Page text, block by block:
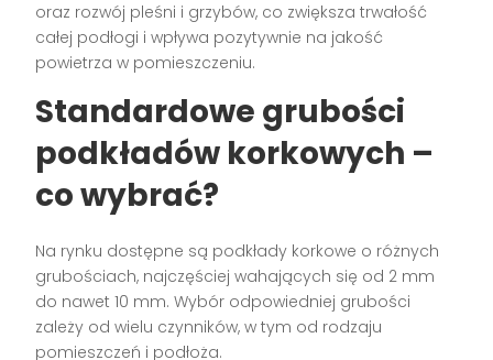
oraz rozwój pleśni i grzybów, co zwiększa trwałość
całej podłogi i wpływa pozytywnie na jakość
powietrza w pomieszczeniu.
Standardowe grubości
podkładów korkowych –
co wybrać?
Na rynku dostępne są podkłady korkowe o różnych
grubościach, najczęściej wahających się od 2 mm
do nawet 10 mm. Wybór odpowiedniej grubości
zależy od wielu czynników, w tym od rodzaju
pomieszczeń i podłoża.